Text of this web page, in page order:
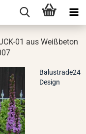
​01 aus Weiß­be­ton
Balustrade24
Design